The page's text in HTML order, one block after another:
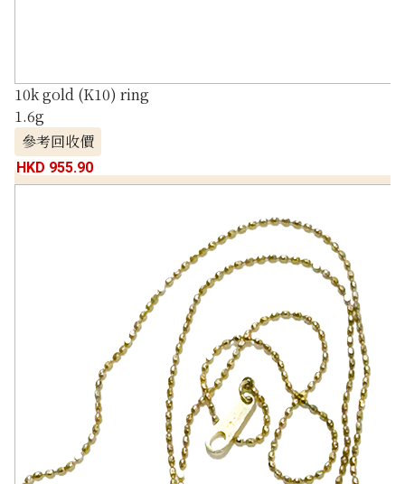
10k gold (K10) ring
1.6g
參考回收價
HKD 955.90